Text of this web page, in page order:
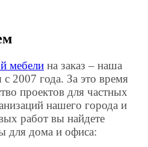
мебели на заказ – наша
с 2007 года. За это время
проектов для частных
нашего города и
работ вы найдете
для дома и офиса: